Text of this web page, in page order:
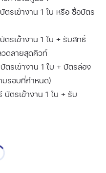
รเข้างาน 1 ใบ หรือ ซื้อบัตร
รเข้างาน 1 ใบ + รับสิทธิ์
วดลายสุดคิวท์​​
รเข้างาน 1 ใบ + บัตรล่อง
มรอบที่กำหนด)​​
ตรเข้างาน 1 ใบ + รับ